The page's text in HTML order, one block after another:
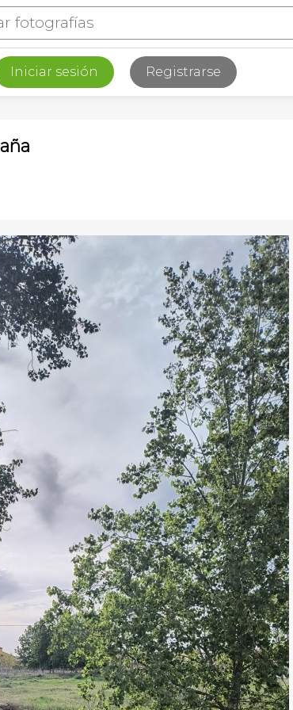
Iniciar sesión Registrarse